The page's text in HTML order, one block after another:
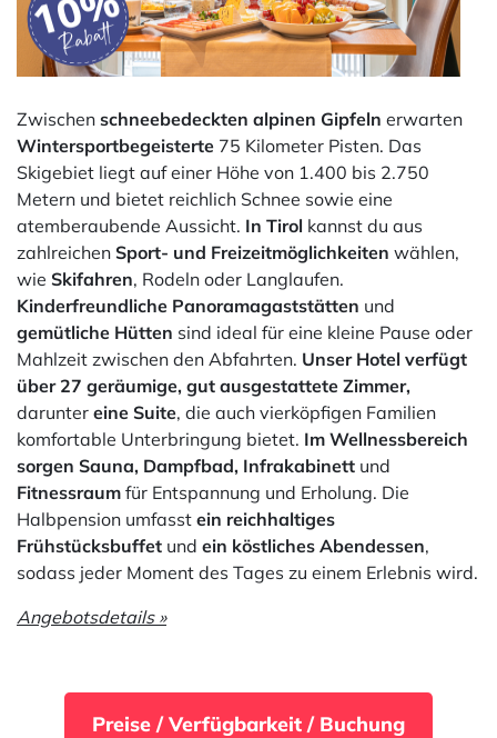
Zwischen schneebedeckten alpinen Gipfeln erwarten
Wintersportbegeisterte 75 Kilometer Pisten. Das
Skigebiet liegt auf einer Höhe von 1.400 bis 2.750
Metern und bietet reichlich Schnee sowie eine
atemberaubende Aussicht. In Tirol kannst du aus
zahlreichen Sport- und Freizeitmöglichkeiten wählen,
wie Skifahren, Rodeln oder Langlaufen.
Kinderfreundliche Panoramagaststätten und
gemütliche Hütten sind ideal für eine kleine Pause oder
Mahlzeit zwischen den Abfahrten. Unser Hotel verfügt
über 27 geräumige, gut ausgestattete Zimmer,
darunter eine Suite, die auch vierköpfigen Familien
komfortable Unterbringung bietet. Im Wellnessbereich
sorgen Sauna, Dampfbad, Infrakabinett und
Fitnessraum für Entspannung und Erholung. Die
Halbpension umfasst ein reichhaltiges
Frühstücksbuffet und ein köstliches Abendessen,
sodass jeder Moment des Tages zu einem Erlebnis wird.
Angebotsdetails »
Preise / Verfügbarkeit / Buchung